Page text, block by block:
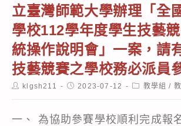
立臺灣師範大學辦理「全
學校112學年度學生技藝
統操作說明會」一案，請
技藝競賽之學校務必派員
Postklgsh211
Post2023-07-12
Post教學組 /
一、 為協助參賽學校順利完成報